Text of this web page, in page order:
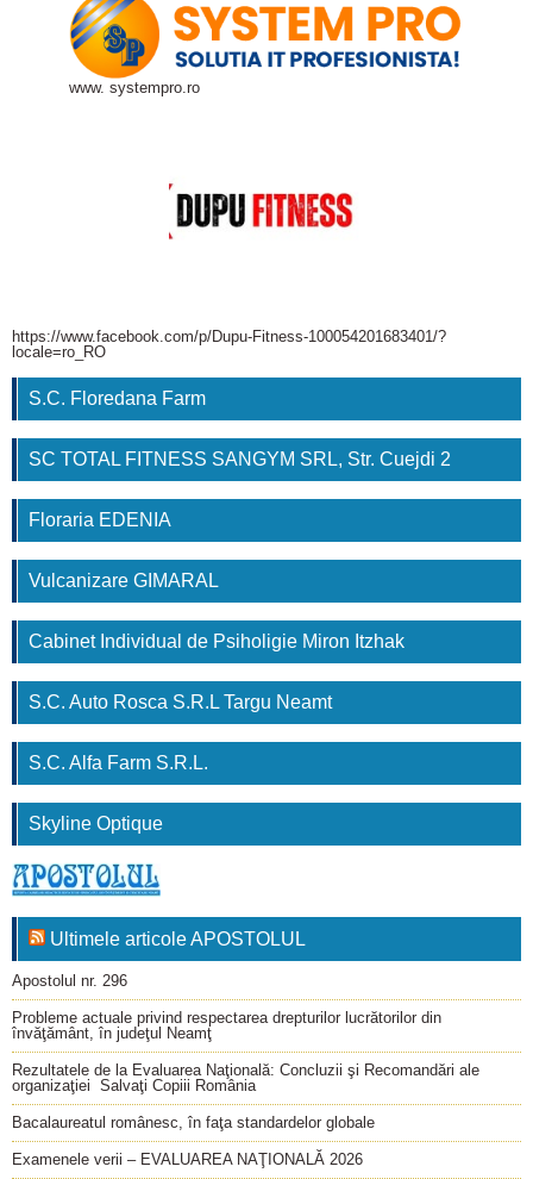
www. systempro.ro
https://www.facebook.com/p/Dupu-Fitness-100054201683401/?
locale=ro_RO
S.C. Floredana Farm
SC TOTAL FITNESS SANGYM SRL, Str. Cuejdi 2
Floraria EDENIA
Vulcanizare GIMARAL
Cabinet Individual de Psiholigie Miron Itzhak
S.C. Auto Rosca S.R.L Targu Neamt
S.C. Alfa Farm S.R.L.
Skyline Optique
Ultimele articole APOSTOLUL
Apostolul nr. 296
Probleme actuale privind respectarea drepturilor lucrătorilor din
învăţământ, în judeţul Neamţ
Rezultatele de la Evaluarea Naţională: Concluzii şi Recomandări ale
organizaţiei Salvaţi Copiii România
Bacalaureatul românesc, în faţa standardelor globale
Examenele verii – EVALUAREA NAŢIONALĂ 2026